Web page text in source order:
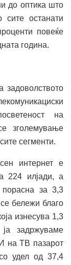
до оптика што
сите останати
повеќе
година.
на
зголемување
сегменти.
интернет е
224 илјади, а
порасна за 3,3
бележи благо
изнесува 1,3
задржуваме
на ТВ пазарот
удел од 37,4